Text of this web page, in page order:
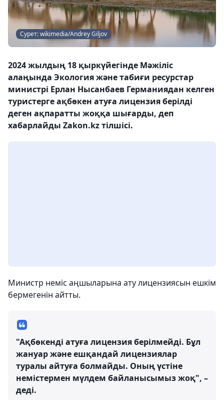
Сурет: wikimedia/Andrey Giljov
2024 жылдың 18 қыркүйегінде Мәжіліс
алаңында Экология және табиғи ресурстар
министрі Ерлан Нысанбаев Германиядан келген
туристерге ақбөкен атуға лицензия берілді
деген ақпаратты жоққа шығарды, деп
хабарлайды Zakon.kz тілшісі.
Министр неміс аңшыларына ату лицензиясын ешкім
бермегенін айтты.
"Ақбөкенді атуға лицензия берілмейді. Бұл
жануар және ешқандай лицензиялар
туралы айтуға болмайды. Оның үстіне
немістермен мүлдем байланысымыз жоқ", –
деді.